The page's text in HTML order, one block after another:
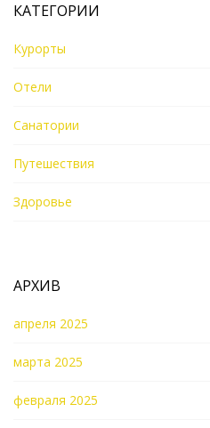
КАТЕГОРИИ
Курорты
Отели
Санатории
Путешествия
Здоровье
АРХИВ
апреля 2025
марта 2025
февраля 2025